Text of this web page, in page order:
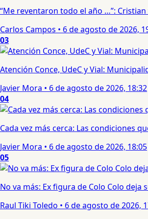
“Me reventaron todo el año …”:
Carlos Campos • 6 de agosto de 2026,
03
Atención Conce, UdeC y Vial:
Javier Mora • 6 de agosto de 2026, 18:32
04
Cada vez más cerca: Las condiciones
Javier Mora • 6 de agosto de 2026, 18:05
05
No va más: Ex figura de Colo Colo
Raul Tiki Toledo • 6 de agosto de 2026,